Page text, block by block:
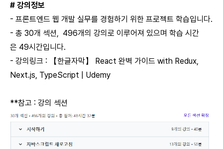
# 강의정보
- 프론트엔드 웹 개발 실무를 경험하기 위한 프로젝트 학습입니다.
- 총 30개 섹션, 496개의 강의로 이루어져 있으며 학습 시간
은 49시간입니다.
- 강의링크 :
【한글자막】 React 완벽 가이드 with Redux,
Next.js, TypeScript | Udemy
**참고 : 강의 섹션